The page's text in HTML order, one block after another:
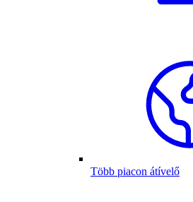
Több piacon átívelő